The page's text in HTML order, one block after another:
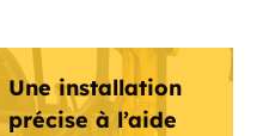
Une installation
précise à l’aide